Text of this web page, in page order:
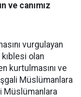
ve canımız
vurgulayan
olan
kurtulmasını ve
Müslümanlara
Müslümanlara